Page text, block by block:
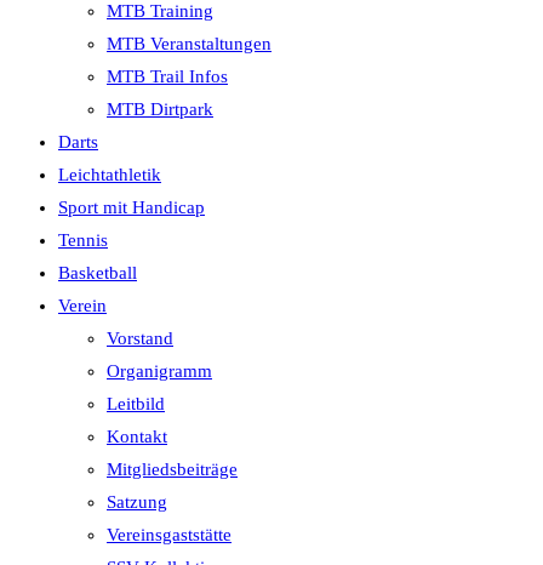
MTB Training
MTB Veranstaltungen
MTB Trail Infos
MTB Dirtpark
Darts
Leichtathletik
Sport mit Handicap
Tennis
Basketball
Verein
Vorstand
Organigramm
Leitbild
Kontakt
Mitgliedsbeiträge
Satzung
Vereinsgaststätte